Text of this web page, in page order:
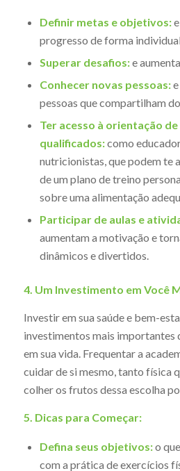
Definir metas e objetivos:e
progresso de forma
Superar desafios:e
Conhecer novas pessoas:e
pessoas que compartilham
Ter acesso à orientação
qualificados:como
nutricionistas, que podem te
de um plano de treino
sobre uma alimentação
Participar de aulas e
aumentam a motivação e
dinâmicos e divertidos.
4. Um Investimento em Você
Investir em sua saúde e bem-
investimentos mais importantes
em sua vida. Frequentar a
cuidar de si mesmo, tanto física
colher os frutos dessa escolha
5. Dicas para Começar:
Defina seus objetivos:o
com a prática de exercícios